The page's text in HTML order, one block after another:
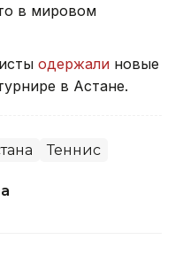
в мировом
одержали новые
в Астане.
Теннис